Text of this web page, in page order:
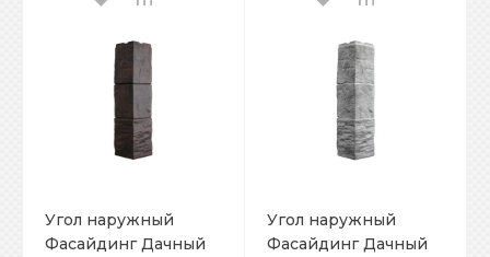
Угол наружный
Фасайдинг Дачный
Угол наружный
Фасайдинг Дачный